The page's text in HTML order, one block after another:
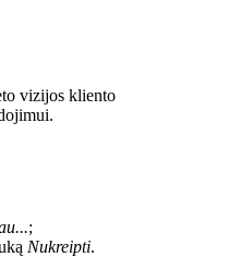
vizijos kliento
;
Nukreipti.